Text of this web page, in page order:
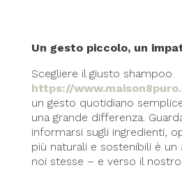
Un gesto piccolo, un
Scegliere il giusto shampoo
https://
un gesto quotidiano
una grande differenza.
informarsi sugli ingredienti,
più naturali e sostenibili è un
noi stesse – e verso il nostro